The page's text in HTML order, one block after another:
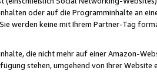
oder auf die Programminhalte an
werden keine mit Ihrem Partner-Tag
die nicht mehr auf einer Amazon-
stehen, umgehend von Ihrer